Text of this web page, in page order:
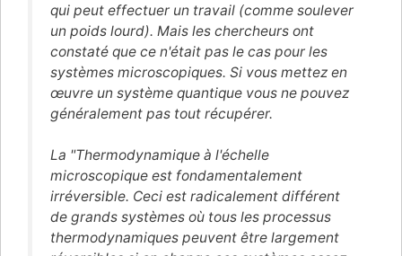
qui peut effectuer un travail (comme soulever
un poids lourd). Mais les chercheurs ont
constaté que ce n'était pas le cas pour les
systèmes microscopiques. Si vous mettez en
œuvre un système quantique vous ne pouvez
généralement pas tout récupérer.
La "Thermodynamique à l'échelle
microscopique est fondamentalement
irréversible. Ceci est radicalement différent
de grands systèmes où tous les processus
thermodynamiques peuvent être largement